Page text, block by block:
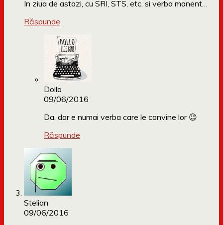
In ziua de astazi, cu SRI, STS, etc. si verba manent…
Răspunde
Dollo
09/06/2016
Da, dar e numai verba care le convine lor 😉
Răspunde
Stelian
09/06/2016